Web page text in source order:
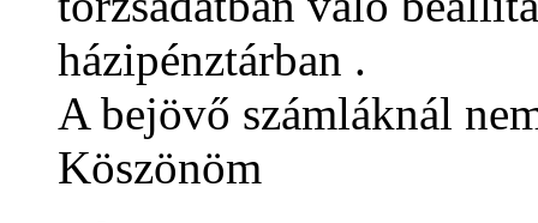
házipénztárban .
A bejövő számláknál
Köszönöm